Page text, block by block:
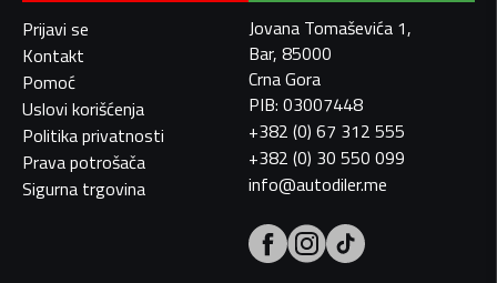
Prijavi se
Kontakt
Pomoć
Uslovi korišćenja
Politika privatnosti
Prava potrošača
Sigurna trgovina
Jovana Tomaševića 1,
Bar, 85000
Crna Gora
PIB: 03007448
+382 (0) 67 312 555
+382 (0) 30 550 099
info@autodiler.me